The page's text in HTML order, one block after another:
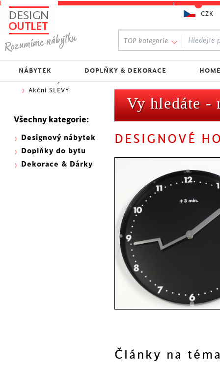
Vy hledáte -
DESIGNOVÉ
Články na
Oblíbený výběr:
300 NOVINEK
333 BESTSELLERŮ
Nejlevnější do 1.500 Kč
Skladovky
Akční SLEVY
Všechny kategorie:
Designový nábytek
Doplňky do bytu
Dekorace & Dárky
TOP kategorie
NÁBYTEK DOPLŇKY & DEKORACE
CZK